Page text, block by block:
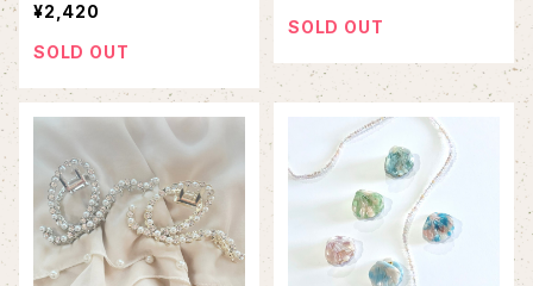
¥2,420
SOLD OUT
SOLD OUT